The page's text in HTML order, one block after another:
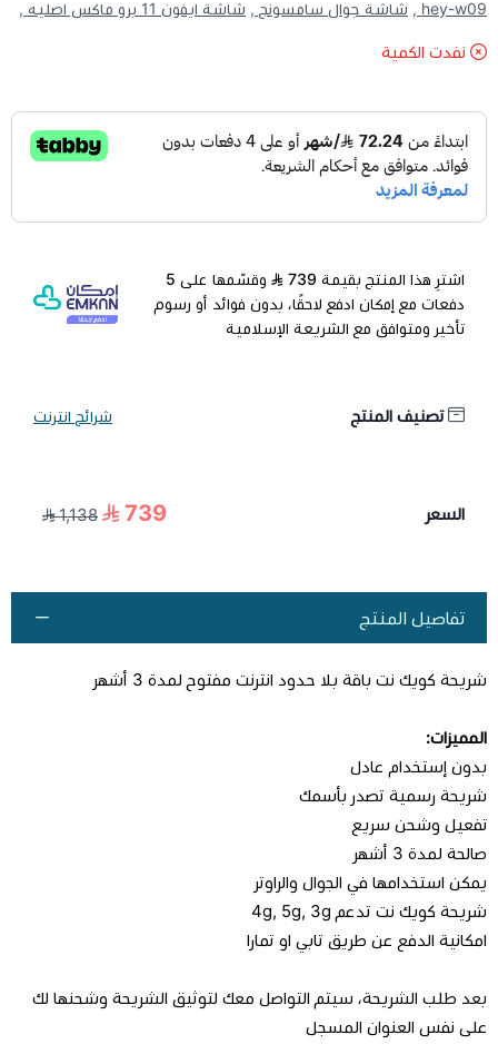
hey-w09 ,
شاشة جوال سامسونج , شاشة ايفون 11 برو ماكس اصليه ,
نفدت الكمية
اشترِ هذا المنتج بقيمة 739
وقسّمها على 5
دفعات مع إمكان ادفع لاحقًا، بدون فوائد أو رسوم
تأخير ومتوافق مع الشريعة الإسلامية
تصنيف المنتج شرائح انترنت
السعر 739
1,138
تفاصيل المنتج
شريحة كويك نت باقة بلا حدود انترنت مفتوح لمدة 3 أشهر
المميزات:
بدون إستخدام عادل
شريحة رسمية تصدر بأسمك
تفعيل وشحن سريع
صالحة لمدة 3 أشهر
يمكن استخدامها في الجوال والراوتر
شريحة كويك نت تدعم 4g, 5g, 3g
امكانية الدفع عن طريق تابي او تمارا
بعد طلب الشريحة، سيتم التواصل معك لتوثيق الشريحة وشحنها لك
على نفس العنوان المسجل